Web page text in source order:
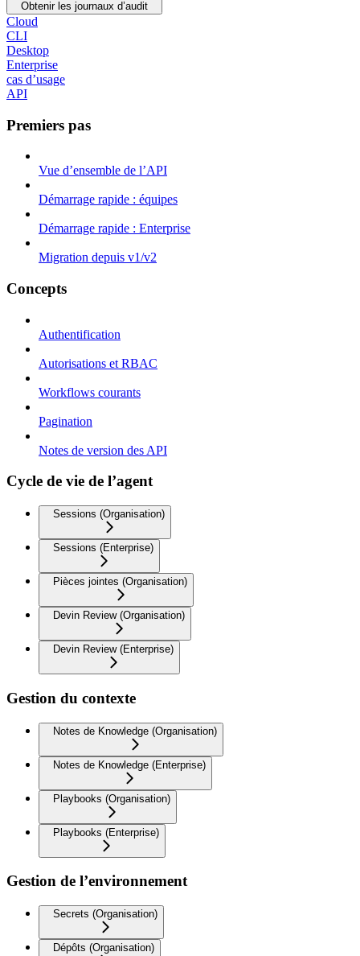
Obtenir les journaux d’audit
Cloud
CLI
Desktop
Enterprise
cas d’usage
API
Premiers pas
Vue d’ensemble de l’API
Démarrage rapide : équipes
Démarrage rapide : Enterprise
Migration depuis v1/v2
Concepts
Authentification
Autorisations et RBAC
Workflows courants
Pagination
Notes de version des API
Cycle de vie de l’agent
Sessions (Organisation)
Sessions (Enterprise)
Pièces jointes (Organisation)
Devin Review (Organisation)
Devin Review (Enterprise)
Gestion du contexte
Notes de Knowledge (Organisation)
Notes de Knowledge (Enterprise)
Playbooks (Organisation)
Playbooks (Enterprise)
Gestion de l’environnement
Secrets (Organisation)
Dépôts (Organisation)